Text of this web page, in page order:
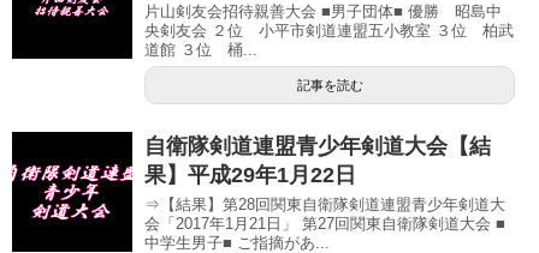
片山剣友会招待親善大会 ■男子団体■ 優勝 昭島中
央剣友会 ２位 小平市剣道連盟五小教室 ３位 柏武
道館 ３位 桶...
記事を読む
自衛隊剣道連盟青少年剣道大会【結
果】平成29年1月22日
⇒【結果】第28回関東自衛隊剣道連盟青少年剣道大
会「2017年1月21日」 第27回関東自衛隊剣道大会 ■
中学生男子■ ご指摘があ...